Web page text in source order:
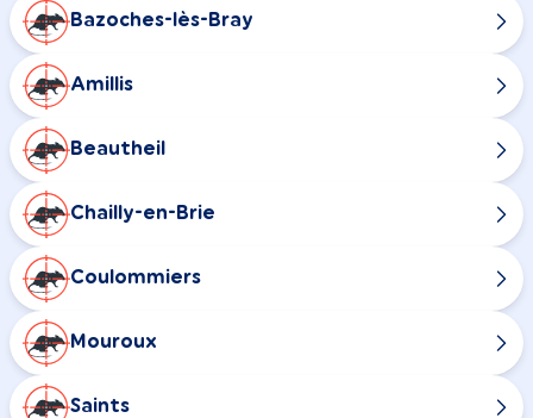
Bazoches-lès-Bray
Amillis
Beautheil
Chailly-en-Brie
Coulommiers
Mouroux
Saints